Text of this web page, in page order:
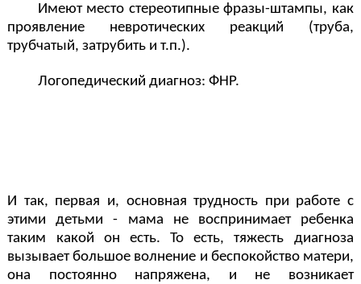
Имеют место стереотипные фразы-штампы, как
проявление невротических реакций (труба,
трубчатый, затрубить и т.п.).
Логопедический диагноз: ФНР.
И так, первая и, основная трудность при работе с
этими детьми - мама не воспринимает ребенка
таким какой он есть. То есть, тяжесть диагноза
вызывает большое волнение и беспокойство матери,
она постоянно напряжена, и не возникает